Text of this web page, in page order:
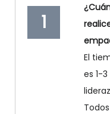
1
El
es 1-